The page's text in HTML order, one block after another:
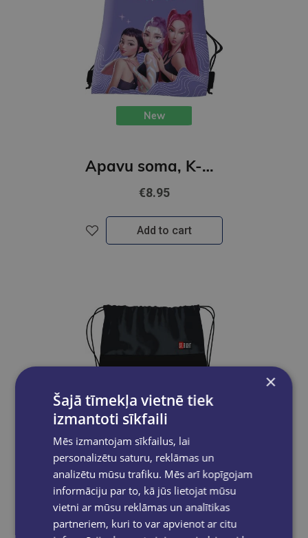
New
Apavu soma, K-POP Demon Hunters, violets
€8.95
Add to cart
New
Apavu soma, ST.BLACK
×
Šajā tīmekļa vietnē tiek
izmantoti sīkfaili
Mēs izmantojam sīkfailus, lai
personalizētu saturu, reklāmas un
analizētu mūsu trafiku. Mēs arī kopīgojam
informāciju par to, kā jūs lietojat mūsu
vietni ar mūsu reklāmas un analītikas
partneriem, kuri to var apvienot ar citu